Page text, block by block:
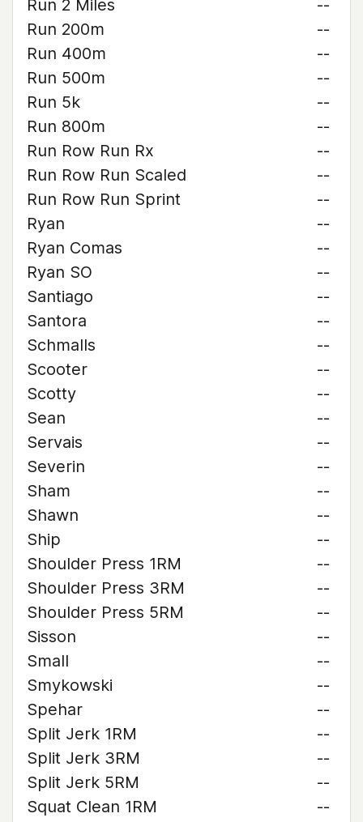
Run 2 Miles
--
Run 200m
--
Run 400m
--
Run 500m
--
Run 5k
--
Run 800m
--
Run Row Run Rx
--
Run Row Run Scaled
--
Run Row Run Sprint
--
Ryan
--
Ryan Comas
--
Ryan SO
--
Santiago
--
Santora
--
Schmalls
--
Scooter
--
Scotty
--
Sean
--
Servais
--
Severin
--
Sham
--
Shawn
--
Ship
--
Shoulder Press 1RM
--
Shoulder Press 3RM
--
Shoulder Press 5RM
--
Sisson
--
Small
--
Smykowski
--
Spehar
--
Split Jerk 1RM
--
Split Jerk 3RM
--
Split Jerk 5RM
--
Squat Clean 1RM
--